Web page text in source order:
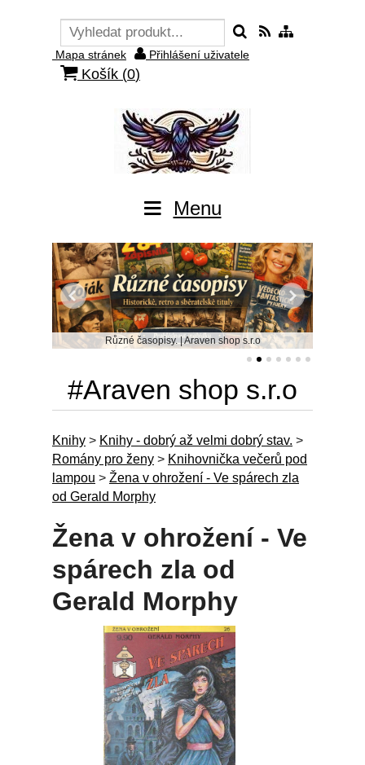
Mapa stránek Přihlášení uživatele
Košík (0)
Menu
Různé časopisy. | Araven shop s.r.o
#Araven shop s.r.o
Knihy > Knihy - dobrý až velmi dobrý stav. >
Romány pro ženy > Knihovnička večerů pod
lampou > Žena v ohrožení - Ve spárech zla
od Gerald Morphy
Žena v ohrožení - Ve
spárech zla od
Gerald Morphy